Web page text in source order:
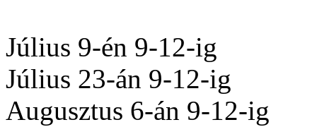
Július 9-én 9-12-ig
Július 23-án 9-12-ig
Augusztus 6-án 9-12-ig